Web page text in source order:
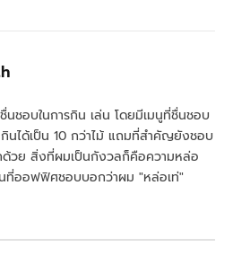
ชอบในการกิน เล่น โดยมีเมนูที่ชื่นชอบ
นได้เป็น 10 กว่าไม้ แถมที่สำคัญยังชอบ
วย สิ่งที่ผมเป็นกังวลก็คือความหล่อ
ที่ออฟฟิศชอบบอกว่าผม "หล่อเท่"